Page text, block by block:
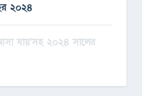
২০২৪
যায়’সহ ২০২৪ সালের